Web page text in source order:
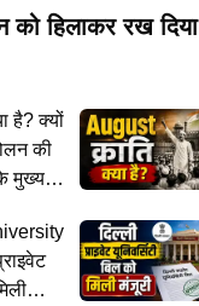
हिलाकर रख दिया
है? क्यों
की
मुख्य